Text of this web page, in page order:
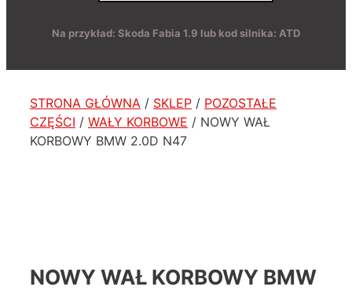
Na przykład: Skoda Fabia 1.9 lub kod silnika: ATD
STRONA GŁÓWNA / SKLEP / POZOSTAŁE
CZĘŚCI / WAŁY KORBOWE / NOWY WAŁ
KORBOWY BMW 2.0D N47
NOWY WAŁ KORBOWY BMW